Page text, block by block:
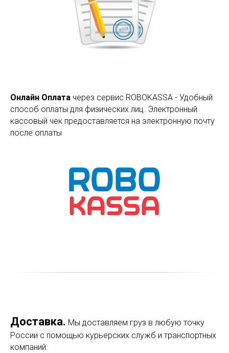
Онлайн Оплата через сервис ROBOKASSA - Удобный
способ оплаты для физических лиц. Электронный
кассовый чек предоставляется на электронную почту
после оплаты
Доставка. Мы доставляем груз в любую точку
России с помощью курьерских служб и транспортных
компаний.